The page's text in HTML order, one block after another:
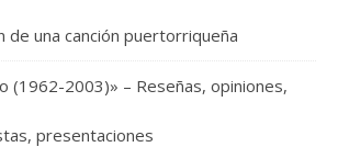
de una canción puertorriqueña
(1962-2003)» – Reseñas, opiniones,
presentaciones